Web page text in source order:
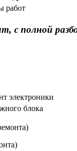
работ
с полной
электроники
блока